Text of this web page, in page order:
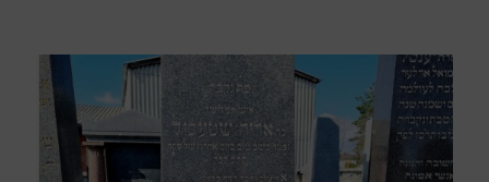
Dezember
1895"